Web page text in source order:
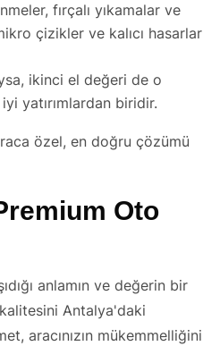
fırçalı yıkamalar ve
çizikler ve kalıcı hasarlar
ikinci el değeri de o
yatırımlardan biridir.
özel, en doğru çözümü
Oto
anlamın ve değerin bir
Antalya'daki
aracınızın mükemmelliğini